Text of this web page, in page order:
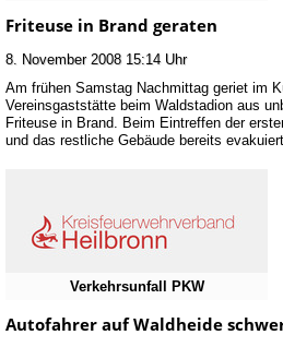
Friteuse in Brand geraten
8. November 2008 15:14 Uhr
Am frühen Samstag Nachmittag geriet im
Vereinsgaststätte beim Waldstadion aus
Friteuse in Brand. Beim Eintreffen der
und das restliche Gebäude bereits
Verkehrsunfall PKW
Autofahrer auf Waldheide